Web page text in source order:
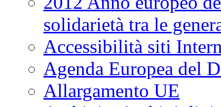
solidarietà tra le
Accessibilità siti
Agenda Europea del
Allargamento UE